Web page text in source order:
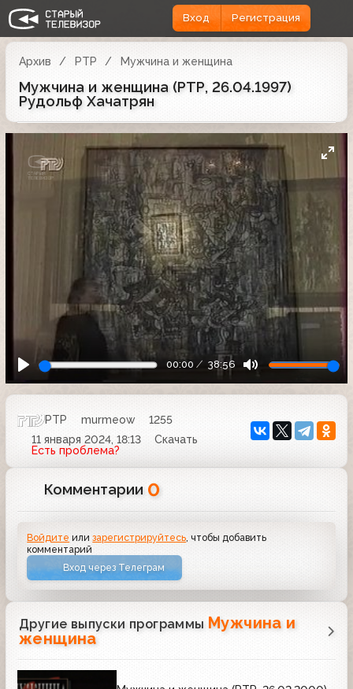
Вход Регистрация
Архив РТР Мужчина и женщина
Мужчина и женщина (РТР, 26.04.1997)
Рудольф Хачатрян
00:00 38:56
РТР murmeow
1255
11 января 2024, 18:13
Скачать
Есть проблема?
Комментарии 0
Войдите илизарегистрируйтесь , чтобы добавить
комментарий
Вход через Телеграм
Другие выпуски программы Мужчина и
женщина